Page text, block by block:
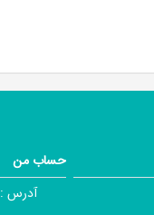
حساب من
آدرس :